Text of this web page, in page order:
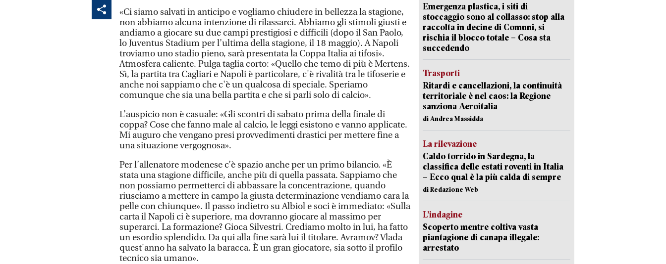
«Ci siamo salvati in anticipo e vogliamo chiudere in bellezza la stagione,
non abbiamo alcuna intenzione di rilassarci. Abbiamo gli stimoli giusti e
andiamo a giocare su due campi prestigiosi e difficili (dopo il San Paolo,
lo Juventus Stadium per l’ultima della stagione, il 18 maggio). A Napoli
troviamo uno stadio pieno, sarà presentata la Coppa Italia ai tifosi».
Atmosfera caliente. Pulga taglia corto: «Quello che temo di più è Mertens.
Sì, la partita tra Cagliari e Napoli è particolare, c'è rivalità tra le tifoserie e
anche noi sappiamo che c'è un qualcosa di speciale. Speriamo
comunque che sia una bella partita e che si parli solo di calcio».
L’auspicio non è casuale: «Gli scontri di sabato prima della finale di
coppa? Cose che fanno male al calcio, le leggi esistono e vanno applicate.
Mi auguro che vengano presi provvedimenti drastici per mettere fine a
una situazione vergognosa».
Per l’allenatore modenese c’è spazio anche per un primo bilancio. «È
stata una stagione difficile, anche più di quella passata. Sappiamo che
non possiamo permetterci di abbassare la concentrazione, quando
riusciamo a mettere in campo la giusta determinazione vendiamo cara la
pelle con chiunque». Il passo indietro su Albiol e soci è immediato: «Sulla
carta il Napoli ci è superiore, ma dovranno giocare al massimo per
superarci. La formazione? Gioca Silvestri. Crediamo molto in lui, ha fatto
un esordio splendido. Da qui alla fine sarà lui il titolare. Avramov? Vlada
quest'anno ha salvato la baracca. È un gran giocatore, sia sotto il profilo
tecnico sia umano».
Emergenza plastica, i siti di
stoccaggio sono al collasso: stop alla
raccolta in decine di Comuni, si
rischia il blocco totale – Cosa sta
succedendo
Trasporti
Ritardi e cancellazioni, la continuità
territoriale è nel caos: la Regione
sanziona Aeroitalia
di Andrea Massidda
La rilevazione
Caldo torrido in Sardegna, la
classifica delle estati roventi in Italia
– Ecco qual è la più calda di sempre
di Redazione Web
L’indagine
Scoperto mentre coltiva vasta
piantagione di canapa illegale:
arrestato